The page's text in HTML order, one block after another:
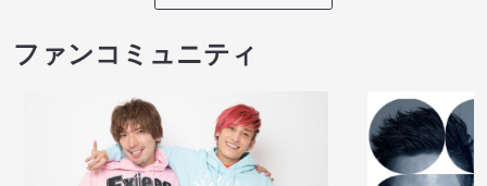
ファンコミュニティ